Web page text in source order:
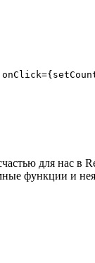
для нас в
функции и